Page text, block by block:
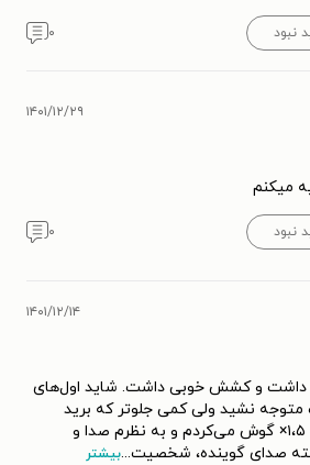
نبود ۰
۱۴۰۱/۱۲/۲۹
میکنم
نبود ۰
۱۴۰۱/۱۲/۱۴
داشت و کشش خوبی داشت. شاید اول‌های
نشید ولی کمی جلوتر که برید
درست می‌شه. با سرعت ۱،۵× گوش می‌کردم و به نظرم صدا و
صدای گوینده، شخصیت...بیشتر